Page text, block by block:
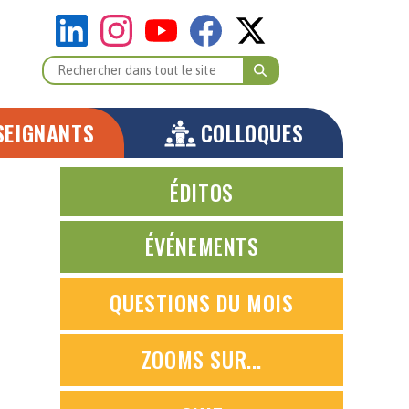
COLLOQUES
ÉDITOS
ÉVÉNEMENTS
QUESTIONS DU MOIS
ZOOMS SUR...